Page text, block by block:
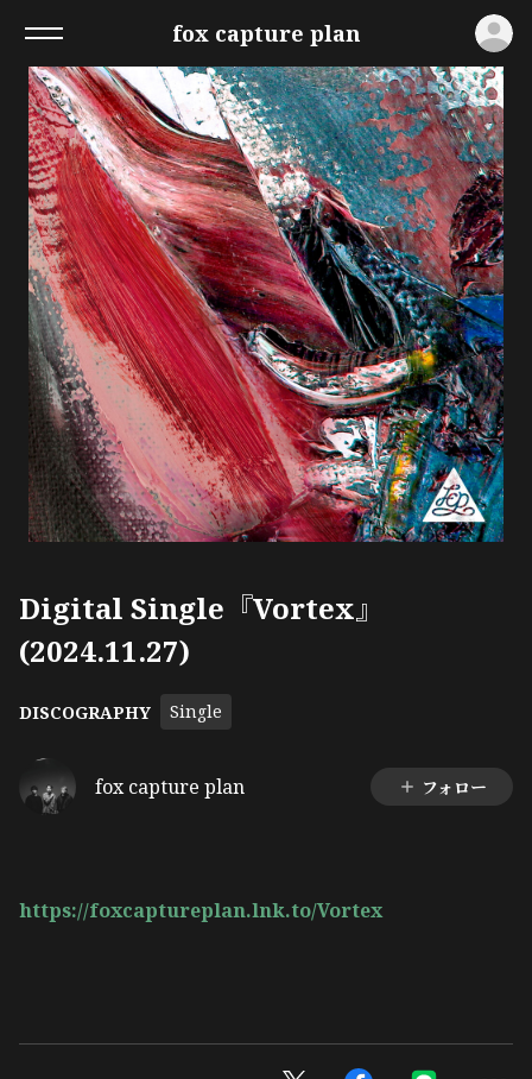
fox capture plan
Digital Single『Vortex』
(2024.11.27)
DISCOGRAPHY Single
fox capture plan フォロー
https://foxcaptureplan.lnk.to/Vortex